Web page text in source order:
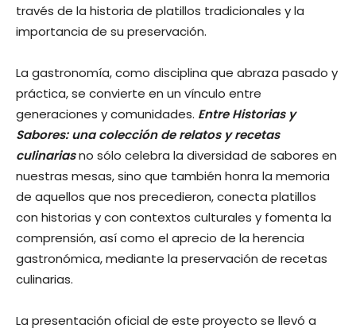
través de la historia de platillos tradicionales y la
importancia de su preservación.
La gastronomía, como disciplina que abraza pasado y
práctica, se convierte en un vínculo entre
generaciones y comunidades. Entre Historias y
Sabores: una colección de relatos y recetas
culinariasno sólo celebra la diversidad de sabores en
nuestras mesas, sino que también honra la memoria
de aquellos que nos precedieron, conecta platillos
con historias y con contextos culturales y fomenta la
comprensión, así como el aprecio de la herencia
gastronómica, mediante la preservación de recetas
culinarias.
La presentación oficial de este proyecto se llevó a